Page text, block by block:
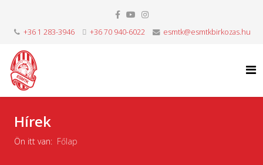
+36 1 283-3946 +36 70 940-6022 esmtk@esmtkbirkozas.hu
Hírek
Ön itt van: Főlap